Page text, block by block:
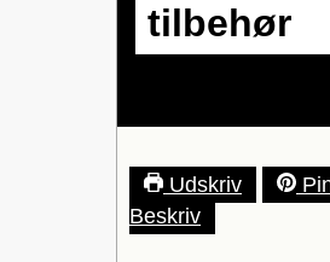
tilbehør
Udskriv
Beskriv